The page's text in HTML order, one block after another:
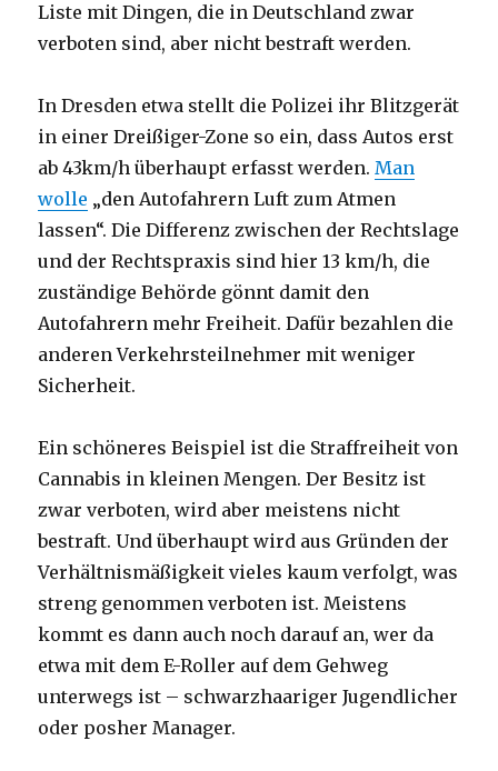
Liste mit Dingen, die in Deutschland zwar
verboten sind, aber nicht bestraft werden.
In Dresden etwa stellt die Polizei ihr Blitzgerät
in einer Dreißiger-Zone so ein, dass Autos erst
ab 43km/h überhaupt erfasst werden.Man
wolle „den Autofahrern Luft zum Atmen
lassen“. Die Differenz zwischen der Rechtslage
und der Rechtspraxis sind hier 13 km/h, die
zuständige Behörde gönnt damit den
Autofahrern mehr Freiheit. Dafür bezahlen die
anderen Verkehrsteilnehmer mit weniger
Sicherheit.
Ein schöneres Beispiel ist die Straffreiheit von
Cannabis in kleinen Mengen. Der Besitz ist
zwar verboten, wird aber meistens nicht
bestraft. Und überhaupt wird aus Gründen der
Verhältnismäßigkeit vieles kaum verfolgt, was
streng genommen verboten ist. Meistens
kommt es dann auch noch darauf an, wer da
etwa mit dem E-Roller auf dem Gehweg
unterwegs ist – schwarzhaariger Jugendlicher
oder posher Manager.